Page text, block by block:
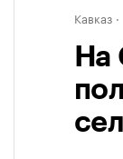
Кавказ
На